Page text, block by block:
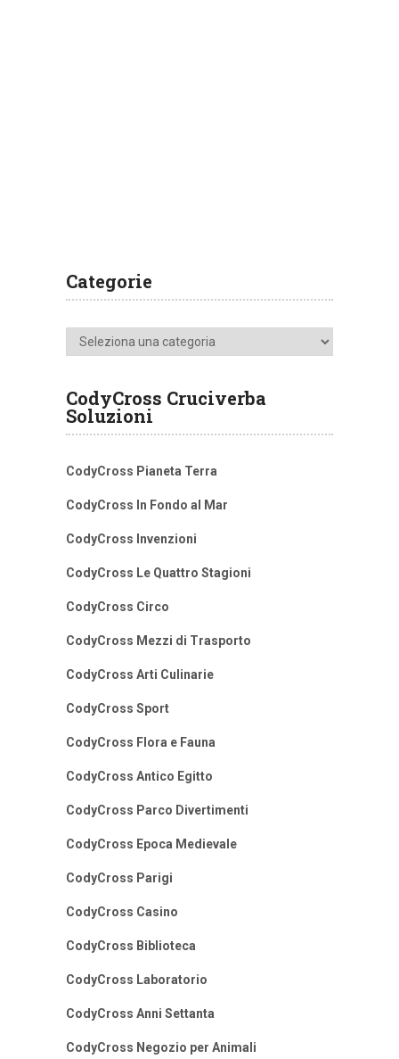
Categorie
Categorie
CodyCross Cruciverba
Soluzioni
CodyCross Pianeta Terra
CodyCross In Fondo al Mar
CodyCross Invenzioni
CodyCross Le Quattro Stagioni
CodyCross Circo
CodyCross Mezzi di Trasporto
CodyCross Arti Culinarie
CodyCross Sport
CodyCross Flora e Fauna
CodyCross Antico Egitto
CodyCross Parco Divertimenti
CodyCross Epoca Medievale
CodyCross Parigi
CodyCross Casino
CodyCross Biblioteca
CodyCross Laboratorio
CodyCross Anni Settanta
CodyCross Negozio per Animali